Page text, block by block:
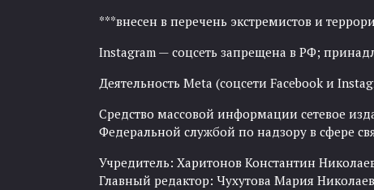
***внесен в перечень экстремистов и
Instagram — соцсеть запрещена в РФ;
Деятельность Meta (соцсети Facebook и
Средство массовой информации сетевое
Федеральной службой по надзору в сфере
Учредитель: Харитонов Константин
Главный редактор: Чухутова Мария